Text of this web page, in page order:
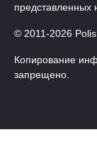
представленных
© 2011-2026
Копирование
запрещено.